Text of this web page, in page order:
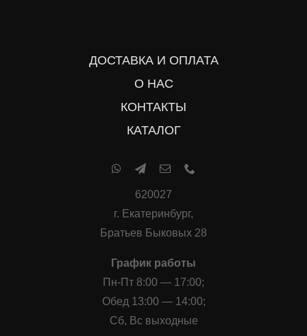
ДОСТАВКА И ОПЛАТА
О НАС
КОНТАКТЫ
КАТАЛОГ
620027
г. Екатеринбург,
Братьев Быковых 28
График работы
Пн-Пт 8:00 — 17:00;
Обед 13:00 — 14:00;
Сб, Вс выходные